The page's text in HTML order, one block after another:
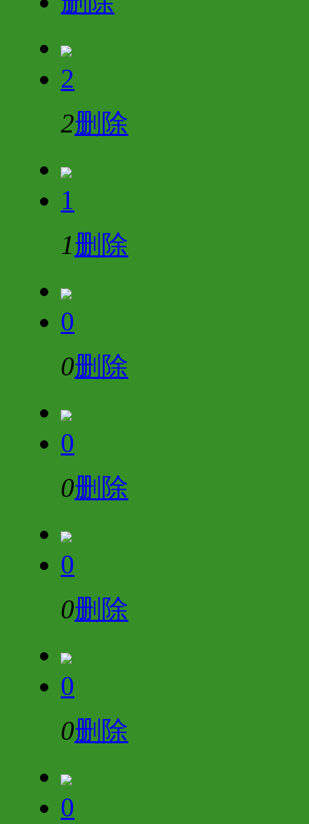
2
2删除
1
1删除
0
0删除
0
0删除
0
0删除
0
0删除
0